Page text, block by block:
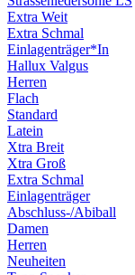
Extra Weit
Extra Schmal
Einlagenträger*In
Hallux Valgus
Herren
Flach
Standard
Latein
Xtra Breit
Xtra Groß
Extra Schmal
Einlagenträger
Abschluss-/Abiball
Damen
Herren
Neuheiten